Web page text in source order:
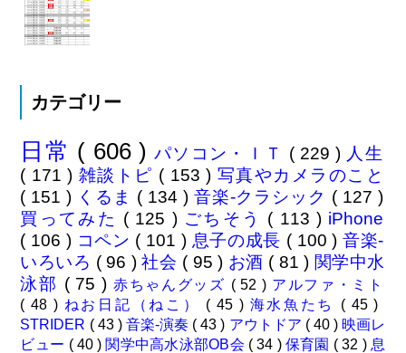
カテゴリー
日常 ( 606 )パソコン・ＩＴ ( 229 ) 人生
( 171 ) 雑談トピ ( 153 ) 写真やカメラのこと
( 151 ) くるま ( 134 ) 音楽-クラシック ( 127 )
買ってみた ( 125 ) ごちそう ( 113 ) iPhone
( 106 ) コペン ( 101 ) 息子の成長 ( 100 )音楽-
いろいろ ( 96 )社会 ( 95 ) お酒 ( 81 ) 関学中水
泳部 ( 75 ) 赤ちゃんグッズ ( 52 ) アルファ・ミト
( 48 ) ねお日記（ねこ） ( 45 ) 海水魚たち ( 45 )
STRIDER ( 43 ) 音楽-演奏 ( 43 ) アウトドア ( 40 ) 映画レ
ビュー ( 40 ) 関学中高水泳部OB会 ( 34 ) 保育園 ( 32 ) 息